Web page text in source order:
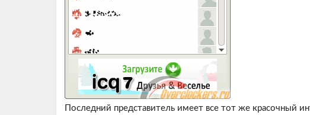
Последний представитель имеет все тот же красочный